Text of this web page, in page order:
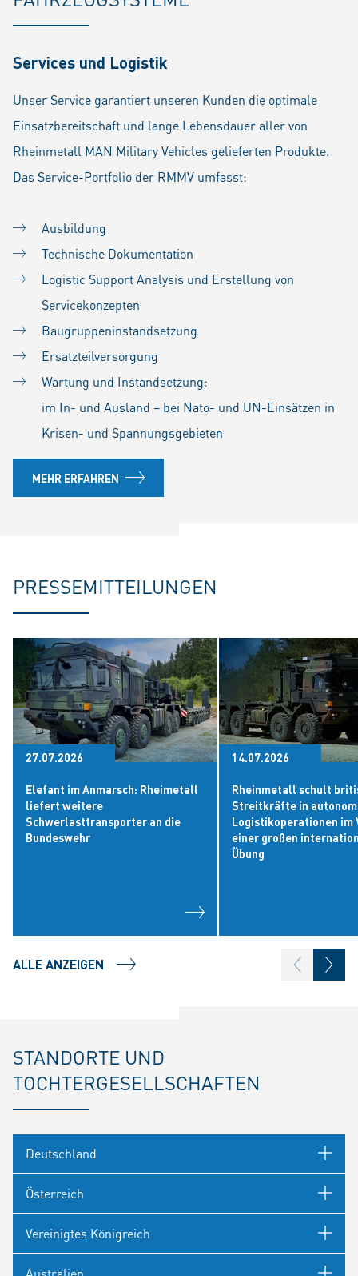
Services und Logistik
Unser Service garantiert unseren Kunden die optimale
Einsatzbereitschaft und lange Lebensdauer aller von
Rheinmetall MAN Military Vehicles gelieferten Produkte.
Das Service-Portfolio der RMMV umfasst:
Ausbildung
Technische Dokumentation
Logistic Support Analysis und Erstellung von
Servicekonzepten
Baugruppeninstandsetzung
Ersatzteilversorgung
Wartung und Instandsetzung:
im In- und Ausland – bei Nato- und UN-Einsätzen in
Krisen- und Spannungsgebieten
MEHR ERFAHREN
PRESSEMITTEILUNGEN
27.07.2026
Elefant im Anmarsch: Rheimetall
liefert weitere
Schwerlasttransporter an die
Bundeswehr
14.07.2026
Rheinmetall schult
Streitkräfte in
Logistikoperationen im
einer großen
Übung
ALLE ANZEIGEN
STANDORTE UND
TOCHTERGESELLSCHAFTEN
Deutschland
Österreich
Vereinigtes Königreich